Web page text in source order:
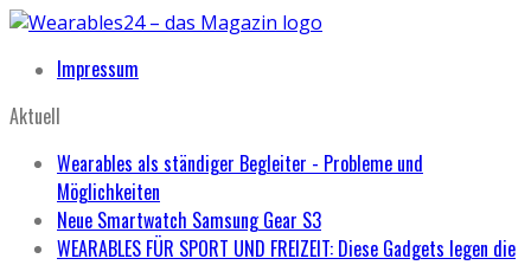
Impressum
Aktuell
Wearables als ständiger Begleiter - Probleme und
Möglichkeiten
Neue Smartwatch Samsung Gear S3
WEARABLES FÜR SPORT UND FREIZEIT: Diese Gadgets legen die